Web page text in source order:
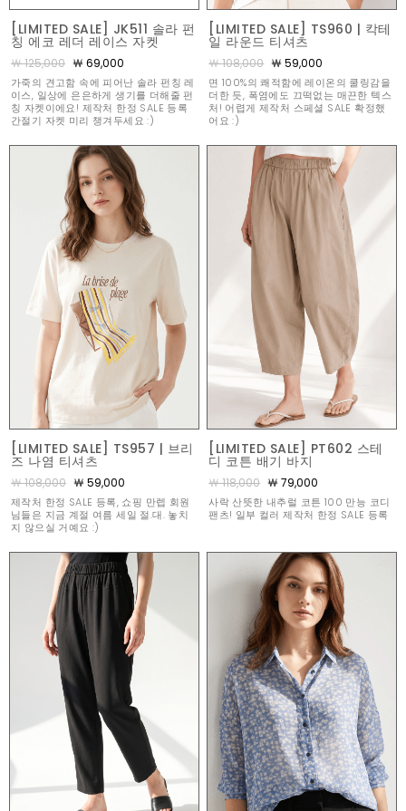
[LIMITED SALE] JK511 솔라 펀
칭 에코 레더 레이스 자켓
￦ 125,000 ￦ 69,000
가죽의 견고함 속에 피어난 솔라 펀칭 레
이스, 일상에 은은하게 생기를 더해줄 펀
칭 자켓이에요! 제작처 한정 SALE 등록
간절기 자켓 미리 챙겨두세요 :)
[LIMITED SALE] TS960 | 칵테
일 라운드 티셔츠
￦ 108,000 ￦ 59,000
면 100%의 쾌적함에 레이온의 쿨링감을
더한 듯, 폭염에도 끄떡없는 매끈한 텍스
처! 어렵게 제작처 스페셜 SALE 확정했
어요 :)
[LIMITED SALE] TS957 | 브리
즈 나염 티셔츠
￦ 108,000 ￦ 59,000
제작처 한정 SALE 등록, 쇼핑 만렙 회원
님들은 지금 계절 여름 세일 절.대. 놓치
지 않으실 거예요 :)
[LIMITED SALE] PT602 스테
디 코튼 배기 바지
￦ 118,000 ￦ 79,000
사락 산뜻한 내추럴 코튼 100 만능 코디
팬츠! 일부 컬러 제작처 한정 SALE 등록